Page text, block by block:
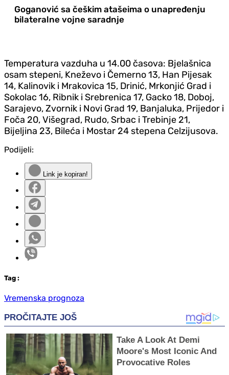
Goganović sa češkim atašeima o unapređenju
bilateralne vojne saradnje
Temperatura vazduha u 14.00 časova: Bjelašnica
osam stepeni, Kneževo i Čemerno 13, Han Pijesak
14, Kalinovik i Mrakovica 15, Drinić, Mrkonjić Grad i
Sokolac 16, Ribnik i Srebrenica 17, Gacko 18, Doboj,
Sarajevo, Zvornik i Novi Grad 19, Banjaluka, Prijedor i
Foča 20, Višegrad, Rudo, Srbac i Trebinje 21,
Bijeljina 23, Bileća i Mostar 24 stepena Celzijusova.
Podijeli:
Link je kopiran!
Tag :
Vremenska prognoza